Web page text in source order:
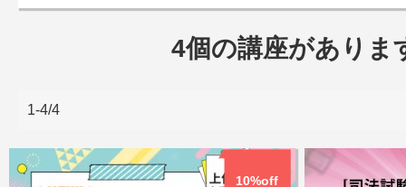
4個の講座がありま
1-4/4
10%off